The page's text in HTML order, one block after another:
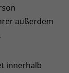
außerdem
innerhalb